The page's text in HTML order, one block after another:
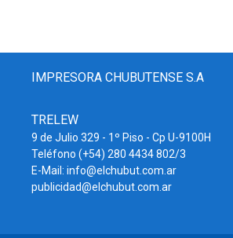
IMPRESORA CHUBUTENSE S.A
TRELEW
9 de Julio 329 - 1º Piso - Cp U-9100H
Teléfono (+54) 280 4434 802/3
E-Mail: info@elchubut.com.ar
publicidad@elchubut.com.ar